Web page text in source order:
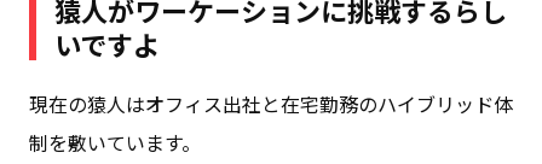
猿人がワーケーションに挑戦するらし
いですよ
現在の猿人はオフィス出社と在宅勤務のハイブリッド体
制を敷いています。